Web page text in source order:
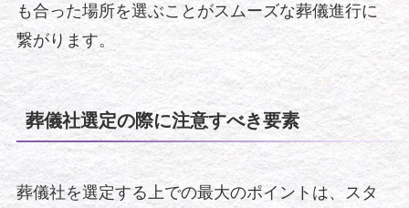
も合った場所を選ぶことがスムーズな葬儀進行に
繋がります。
葬儀社選定の際に注意すべき要素
葬儀社を選定する上での最大のポイントは、スタ